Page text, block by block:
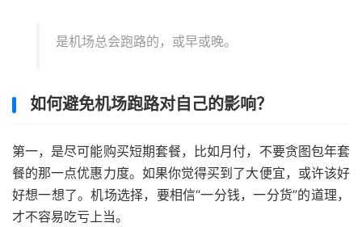
是机场总会跑路的，或早或晚。
如何避免机场跑路对自己的影响？
第一，是尽可能购买短期套餐，比如月付，不要贪图包年套
餐的那一点优惠力度。如果你觉得买到了大便宜，或许该好
好想一想了。机场选择，要相信“一分钱，一分货”的道理，
才不容易吃亏上当。